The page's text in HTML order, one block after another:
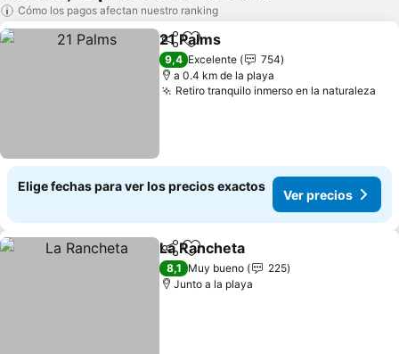
Cómo los pagos afectan nuestro ranking
CompartirAgregar a favoritos
21 Palms
9,4 Excelente
754
a 0.4 km de la playa
Retiro tranquilo inmerso en la naturaleza
Elige fechas para ver los precios exactos
Ver precios
CompartirAgregar a favoritos
La Rancheta
8,1 Muy bueno
225
Junto a la playa